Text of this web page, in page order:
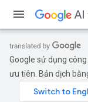
Google sử dụng
ưu tiên. Bản dịch